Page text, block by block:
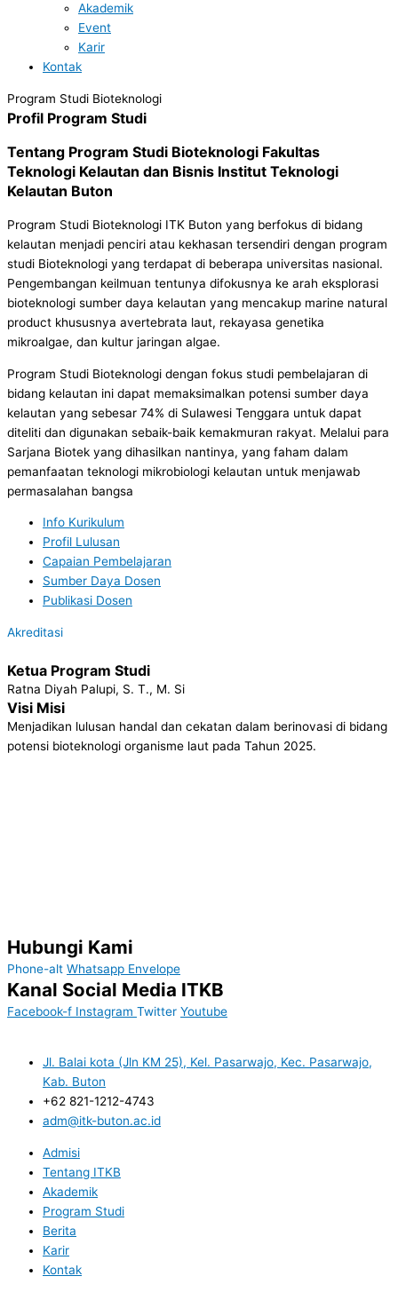
Akademik
Event
Karir
Kontak
Program Studi Bioteknologi
Profil Program Studi
Tentang Program Studi Bioteknologi Fakultas
Teknologi Kelautan dan Bisnis Institut Teknologi
Kelautan Buton
Program Studi Bioteknologi ITK Buton yang berfokus di bidang
kelautan menjadi penciri atau kekhasan tersendiri dengan program
studi Bioteknologi yang terdapat di beberapa universitas nasional.
Pengembangan keilmuan tentunya difokusnya ke arah eksplorasi
bioteknologi sumber daya kelautan yang mencakup marine natural
product khususnya avertebrata laut, rekayasa genetika
mikroalgae, dan kultur jaringan algae.
Program Studi Bioteknologi dengan fokus studi pembelajaran di
bidang kelautan ini dapat memaksimalkan potensi sumber daya
kelautan yang sebesar 74% di Sulawesi Tenggara untuk dapat
diteliti dan digunakan sebaik-baik kemakmuran rakyat. Melalui para
Sarjana Biotek yang dihasilkan nantinya, yang faham dalam
pemanfaatan teknologi mikrobiologi kelautan untuk menjawab
permasalahan bangsa
Info Kurikulum
Profil Lulusan
Capaian Pembelajaran
Sumber Daya Dosen
Publikasi Dosen
Akreditasi
Ketua Program Studi
Ratna Diyah Palupi, S. T., M. Si
Visi Misi
Menjadikan lulusan handal dan cekatan dalam berinovasi di bidang
potensi bioteknologi organisme laut pada Tahun 2025.
Hubungi Kami
Phone-alt Whatsapp Envelope
Kanal Social Media ITKB
Facebook-f Instagram Twitter Youtube
Jl. Balai kota (Jln KM 25), Kel. Pasarwajo, Kec. Pasarwajo,
Kab. Buton
+62 821-1212-4743
adm@itk-buton.ac.id
Admisi
Tentang ITKB
Akademik
Program Studi
Berita
Karir
Kontak